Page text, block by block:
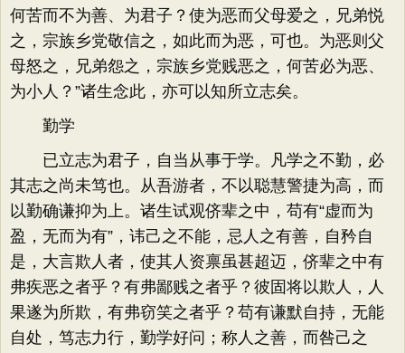
何苦而不为善、为君子？使为恶而父母爱之，兄弟悦
之，宗族乡党敬信之，如此而为恶，可也。为恶则父
母怒之，兄弟怨之，宗族乡党贱恶之，何苦必为恶、
为小人？”诸生念此，亦可以知所立志矣。
勤学
已立志为君子，自当从事于学。凡学之不勤，必
其志之尚未笃也。从吾游者，不以聪慧警捷为高，而
以勤确谦抑为上。诸生试观侪辈之中，苟有“虚而为
盈，无而为有”，讳己之不能，忌人之有善，自矜自
是，大言欺人者，使其人资禀虽甚超迈，侪辈之中有
弗疾恶之者乎？有弗鄙贱之者乎？彼固将以欺人，人
果遂为所欺，有弗窃笑之者乎？苟有谦默自持，无能
自处，笃志力行，勤学好问；称人之善，而咎己之